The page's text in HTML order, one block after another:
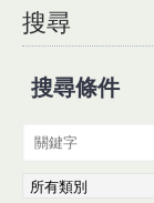
搜尋
搜尋條件